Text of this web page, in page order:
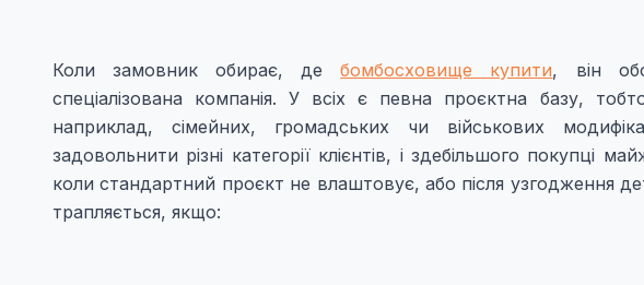
Коли замовник обирає, дебомбосховище купити, він
спеціалізована компанія. У всіх є певна проєктна базу,
наприклад, сімейних, громадських чи військових
задовольнити різні категорії клієнтів, і здебільшого покупці
коли стандартний проєкт не влаштовує, або після узгодження
трапляється, якщо: